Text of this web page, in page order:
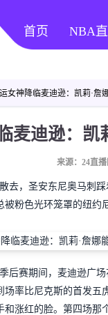
首页 NBA
女神降临麦迪逊：凯莉·詹
麦迪逊：凯
来源：24直播
，圣安东尼奥马刺踩
被粉色光环笼罩的纽
赛期间，麦迪逊广场
场率比尼克斯的首发
和涨红的脸。第四场